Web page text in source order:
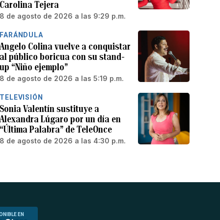
Carolina Tejera
8 de agosto de 2026 a las 9:29 p.m.
FARÁNDULA
Angelo Colina vuelve a conquistar
al público boricua con su stand-
up “Niño ejemplo”
8 de agosto de 2026 a las 5:19 p.m.
TELEVISIÓN
Sonia Valentín sustituye a
Alexandra Lúgaro por un día en
“Última Palabra” de TeleOnce
8 de agosto de 2026 a las 4:30 p.m.
EN